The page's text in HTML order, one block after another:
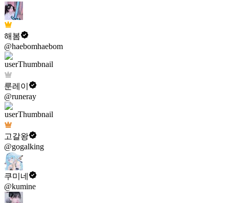
해봄
@haebomhaebom
룬레이
@runeray
고갈왕
@gogalking
쿠미네
@kumine